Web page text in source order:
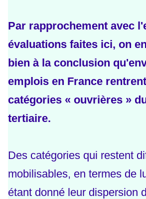
Par rapprochement avec
évaluations faites ici, on
bien à la conclusion
emplois en France
catégories « ouvrières »
tertiaire.
Des catégories qui restent
mobilisables, en termes de
étant donné leur dispersion